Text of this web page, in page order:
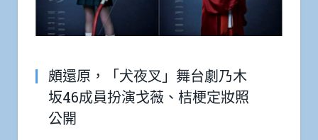
頗還原，「犬夜叉」舞台劇乃木
坂46成員扮演戈薇、桔梗定妝照
公開